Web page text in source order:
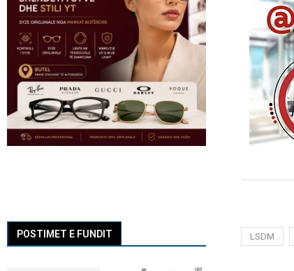
LSDM
POSTIMET E FUNDIT